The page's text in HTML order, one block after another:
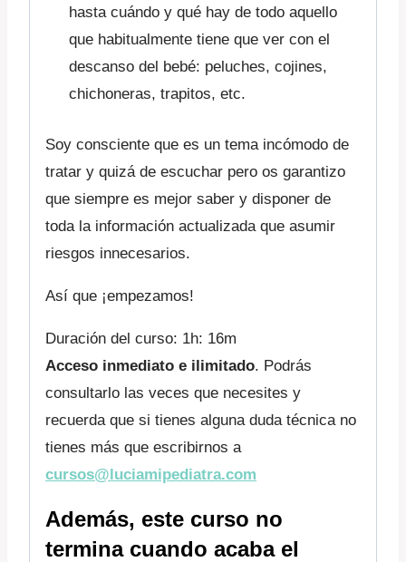
hasta cuándo y qué hay de todo aquello
que habitualmente tiene que ver con el
descanso del bebé: peluches, cojines,
chichoneras, trapitos, etc.
Soy consciente que es un tema incómodo de
tratar y quizá de escuchar pero os garantizo
que siempre es mejor saber y disponer de
toda la información actualizada que asumir
riesgos innecesarios.
Así que ¡empezamos!
Duración del curso: 1h: 16m
Acceso inmediato e ilimitado. Podrás
consultarlo las veces que necesites y
recuerda que si tienes alguna duda técnica no
tienes más que escribirnos a
cursos@luciamipediatra.com
Además, este curso no
termina cuando acaba el